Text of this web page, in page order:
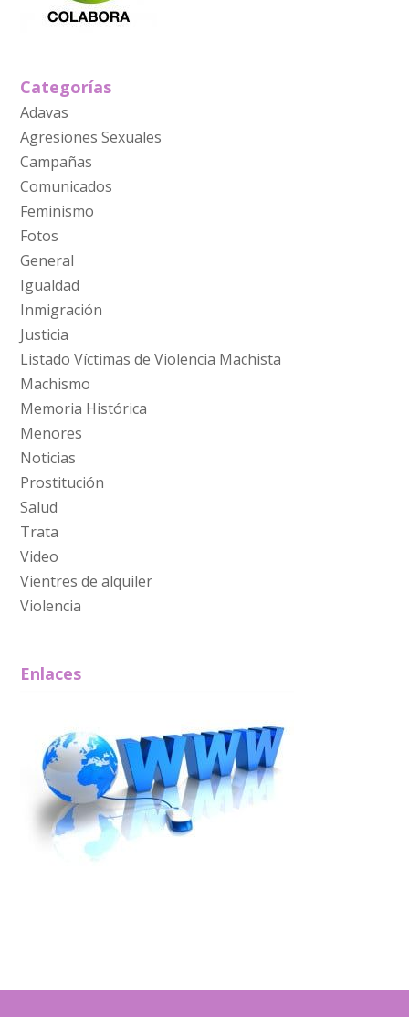
Categorías
Adavas
Agresiones Sexuales
Campañas
Comunicados
Feminismo
Fotos
General
Igualdad
Inmigración
Justicia
Listado Víctimas de Violencia Machista
Machismo
Memoria Histórica
Menores
Noticias
Prostitución
Salud
Trata
Video
Vientres de alquiler
Violencia
Enlaces